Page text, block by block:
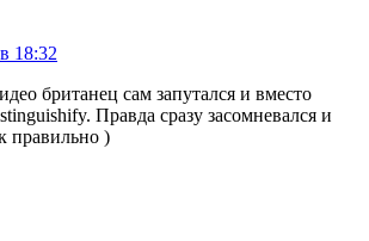
18:32
британец сам запутался и вместо
Правда сразу засомневался и
правильно )